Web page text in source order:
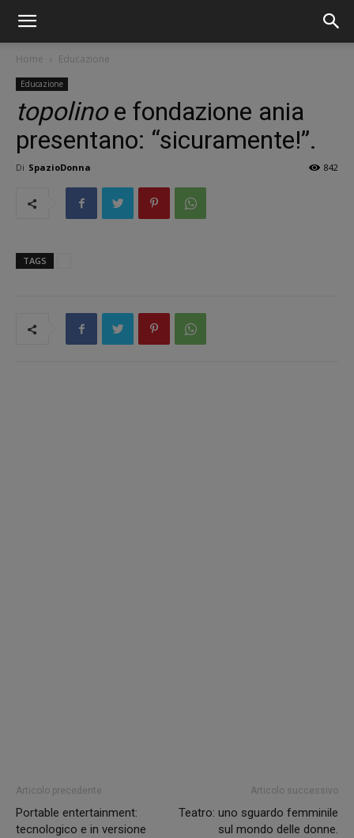
Home Educazione
Educazione
topolinoe fondazione ania
presentano: “sicuramente!”.
Di SpazioDonna 842
TAGS
Articolo precedente
Portable entertainment:
tecnologico e in versione
Articolo successivo
Teatro: uno sguardo femminile
sul mondo delle donne.